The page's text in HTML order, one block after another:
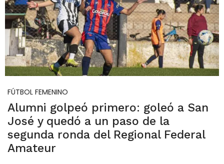
FÚTBOL FEMENINO
Alumni golpeó primero: goleó a San
José y quedó a un paso de la
segunda ronda del Regional Federal
Amateur